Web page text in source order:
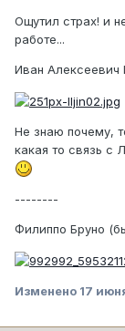
Ощутил страх! и
работе...
Иван Алексеевич
Не знаю почему,
какая то связь с
--------
Филиппо Бруно
Изменено 17